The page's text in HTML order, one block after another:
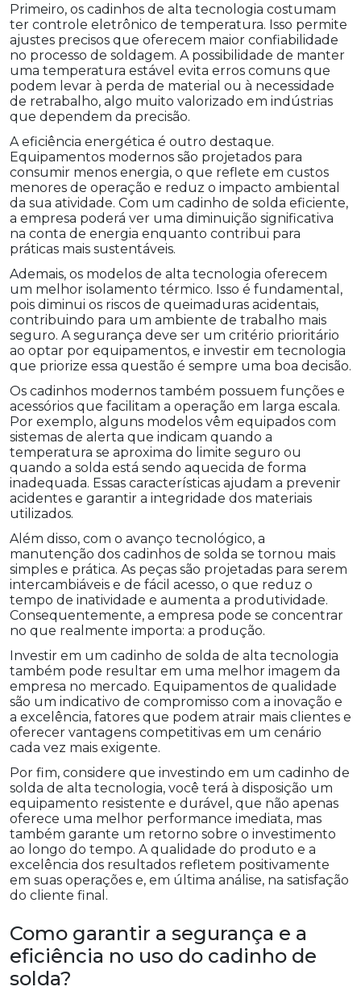
Primeiro, os cadinhos de alta tecnologia costumam
ter controle eletrônico de temperatura. Isso permite
ajustes precisos que oferecem maior confiabilidade
no processo de soldagem. A possibilidade de manter
uma temperatura estável evita erros comuns que
podem levar à perda de material ou à necessidade
de retrabalho, algo muito valorizado em indústrias
que dependem da precisão.
A eficiência energética é outro destaque.
Equipamentos modernos são projetados para
consumir menos energia, o que reflete em custos
menores de operação e reduz o impacto ambiental
da sua atividade. Com um cadinho de solda eficiente,
a empresa poderá ver uma diminuição significativa
na conta de energia enquanto contribui para
práticas mais sustentáveis.
Ademais, os modelos de alta tecnologia oferecem
um melhor isolamento térmico. Isso é fundamental,
pois diminui os riscos de queimaduras acidentais,
contribuindo para um ambiente de trabalho mais
seguro. A segurança deve ser um critério prioritário
ao optar por equipamentos, e investir em tecnologia
que priorize essa questão é sempre uma boa decisão.
Os cadinhos modernos também possuem funções e
acessórios que facilitam a operação em larga escala.
Por exemplo, alguns modelos vêm equipados com
sistemas de alerta que indicam quando a
temperatura se aproxima do limite seguro ou
quando a solda está sendo aquecida de forma
inadequada. Essas características ajudam a prevenir
acidentes e garantir a integridade dos materiais
utilizados.
Além disso, com o avanço tecnológico, a
manutenção dos cadinhos de solda se tornou mais
simples e prática. As peças são projetadas para serem
intercambiáveis e de fácil acesso, o que reduz o
tempo de inatividade e aumenta a produtividade.
Consequentemente, a empresa pode se concentrar
no que realmente importa: a produção.
Investir em um cadinho de solda de alta tecnologia
também pode resultar em uma melhor imagem da
empresa no mercado. Equipamentos de qualidade
são um indicativo de compromisso com a inovação e
a excelência, fatores que podem atrair mais clientes e
oferecer vantagens competitivas em um cenário
cada vez mais exigente.
Por fim, considere que investindo em um cadinho de
solda de alta tecnologia, você terá à disposição um
equipamento resistente e durável, que não apenas
oferece uma melhor performance imediata, mas
também garante um retorno sobre o investimento
ao longo do tempo. A qualidade do produto e a
excelência dos resultados refletem positivamente
em suas operações e, em última análise, na satisfação
do cliente final.
Como garantir a segurança e a
eficiência no uso do cadinho de
solda?